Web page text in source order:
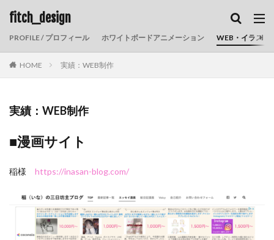
fitch_design
PROFILE / プロフィール ホワイトボードアニメーション WEB・イラスト
HOME 実績：WEB制作
実績：WEB制作
■漫画サイト
稲様 https://inasan-blog.com/